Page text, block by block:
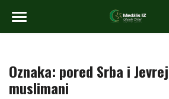
Oznaka: pored Srba i
muslimani